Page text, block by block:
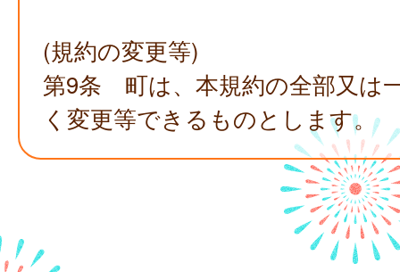
(規約の変更等)
第9条 町は、本規約の全部又は
く変更等できるものとします。